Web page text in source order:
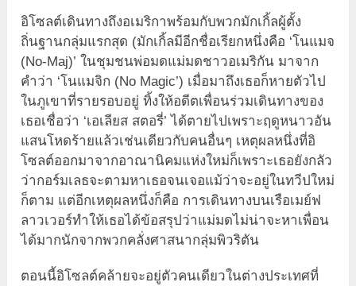
อิโซลต์เดินทางถึงอเมริกาพร้อมกับพวกมักเกิ้ลผู้ตั้ง
ถิ่นฐานกลุ่มแรกสุด (มักเกิ้ลมีอีกชื่อเรียกหนึ่งคือ ‘โนแมจ
(No-Maj)’ ในชุมชนพ่อมดแม่มดชาวอเมริกัน มาจาก
คำว่า ‘โนแมจิก (No Magic’) เมื่อมาถึงเธอก็หายตัวไป
ในภูเขาที่รายรอบอยู่ ทิ้งให้อดีตเพื่อนร่วมเดินทางของ
เธอเชื่อว่า ‘เอเลียส สตอรี่’ ได้ตายไปเพราะฤดูหนาวอัน
แสนโหดร้ายแล้วเช่นเดียวกับคนอื่นๆ เหตุผลหนึ่งที่อิ
โซลต์ออกมาจากอาณานิคมแห่งใหม่ก็เพราะเธอยังกลัว
ว่ากอร์มเลธจะตามหาเธอจนเจอแม้ว่าจะอยู่ในทวีปใหม่
ก็ตาม แต่อีกเหตุผลหนึ่งก็คือ การเดินทางบนเรือเมย์ฟ
ลาวเวอร์ทำให้เธอได้ข้อสรุปว่าแม่มดไม่น่าจะหาเพื่อน
ได้มากนักจากพวกคลั่งศาสนากลุ่มพิวริตัน
ตอนนี้อิโซลต์คล้ายจะอยู่ตัวคนเดียวในต่างประเทศที่